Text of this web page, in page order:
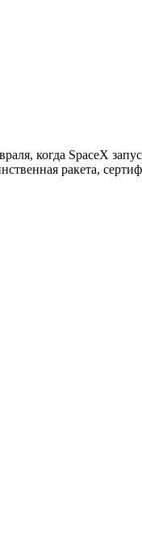
когда SpaceX
ракета,